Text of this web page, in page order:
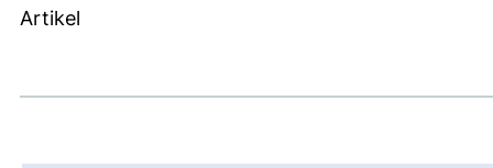
Artikel